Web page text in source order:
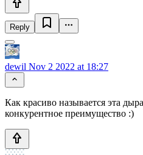
Reply
dewil Nov 2 2022 at 18:27
Как красиво называется эта
конкурентное преимущество :)